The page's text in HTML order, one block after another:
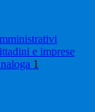
e imprese
1